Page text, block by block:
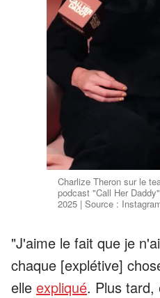
Charlize Theron sur le
podcast "Call Her
2025 | Source :
"J'aime le fait que je
chaque [explétive]
elle expliqué. Plus tard,